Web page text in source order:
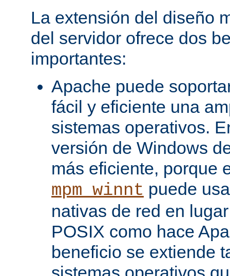
La extensión del diseño
del servidor ofrece dos
importantes:
Apache puede
fácil y eficiente una
sistemas operativos.
versión de Windows
más eficiente, porque
mpm_winnt puede
nativas de red en
POSIX como hace
beneficio se extiende